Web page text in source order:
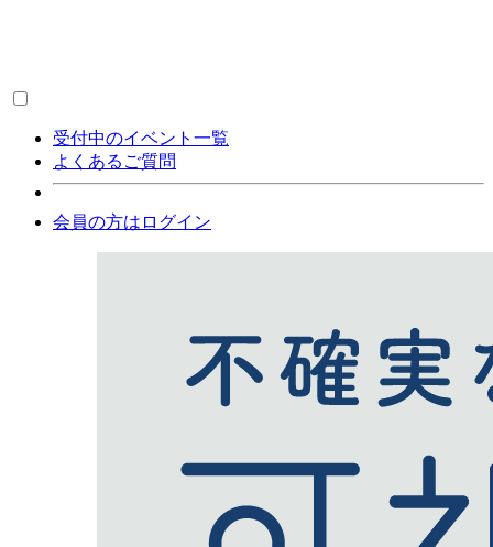
受付中のイベント一覧
よくあるご質問
会員の方はログイン